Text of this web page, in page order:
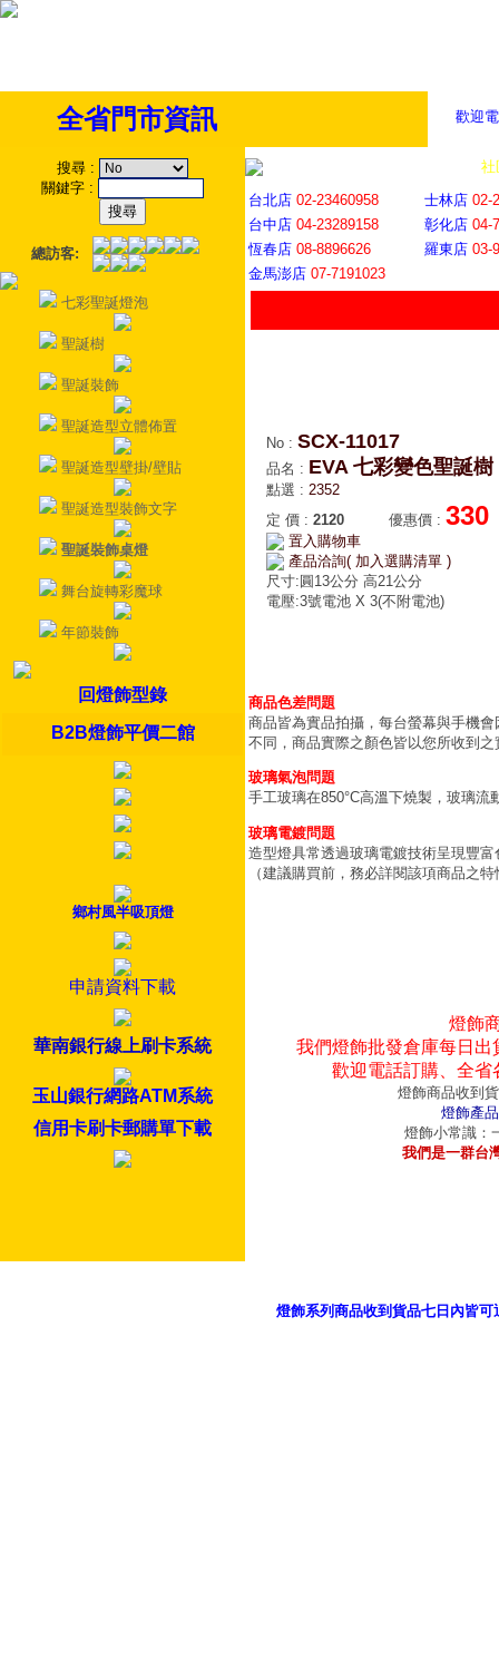
歡迎
全省門市資訊
搜尋 :
關鍵字 :
總訪客:
七彩聖誕燈泡
聖誕樹
聖誕裝飾
聖誕造型立體佈置
聖誕造型壁掛/壁貼
聖誕造型裝飾文字
聖誕裝飾桌燈
舞台旋轉彩魔球
年節裝飾
回燈飾型錄
B2B燈飾平價二館
鄉村風半吸頂燈
申請資料下載
華南銀行線上刷卡系統
玉山銀行網路ATM系統
信用卡刷卡郵購單下載
社
台北店 02-23460958 士林店 02-
台中店 04-23289158 彰化店 04-
恆春店 08-8896626 羅東店 03-
金馬澎店 07-7191023
No : SCX-11017
品名 : EVA 七彩變色聖誕樹
點選 : 2352
定 價 : 2120 優惠價 : 330
置入購物車
產品洽詢( 加入選購清單 )
尺寸:圓13公分 高21公分
電壓:3號電池 X 3(不附電池)
商品色差問題
商品皆為實品拍攝，每台螢幕與手機
不同，商品實際之顏色皆以您所收到之
玻璃氣泡問題
手工玻璃在850°C高溫下燒製，玻璃
玻璃電鍍問題
造型燈具常透過玻璃電鍍技術呈現豐
（建議購買前，務必詳閱該項商品之
燈飾
我們燈飾批發倉庫每日
歡迎電話訂購、全
燈飾商品收到
燈飾產
燈飾小常識：
我們是一群台
燈飾系列商品收到貨品七日內皆